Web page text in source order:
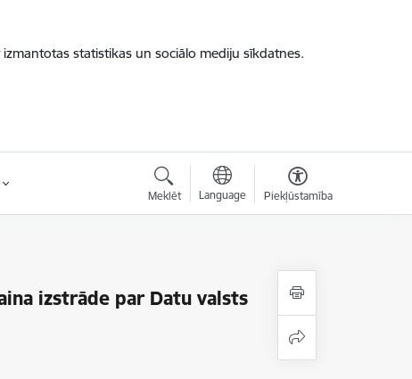
statistikas un sociālo mediju sīkdatnes.
Meklēt Language Piekļūstamība
izstrāde par Datu valsts